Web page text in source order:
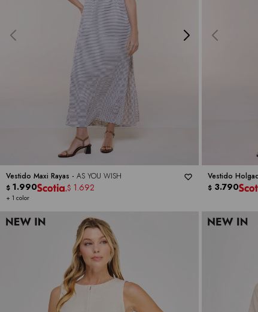
Vestido Maxi Rayas - AS YOU WISH
+ 1 color
$ 1.990 $ 1.692
Vestido
$ 3.790